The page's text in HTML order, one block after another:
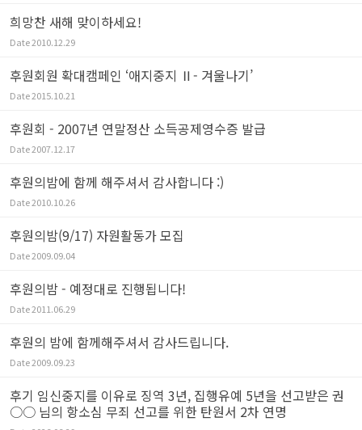
희망찬 새해 맞이하세요!
Date2010.12.29
후원회원 확대캠페인 ‘애지중지 Ⅱ- 겨울나기’
Date2015.10.21
후원회 - 2007년 연말정산 소득공제영수증 발급
Date2007.12.17
후원의밤에 함께 해주셔서 감사합니다 :)
Date2010.10.26
후원의밤(9/17) 자원활동가 모집
Date2009.09.04
후원의밤 - 예정대로 진행됩니다!
Date2011.06.29
후원의 밤에 함께해주셔서 감사드립니다.
Date2009.09.23
후기 임신중지를 이유로 징역 3년, 집행유예 5년을 선고받은 권
○○ 님의 항소심 무죄 선고를 위한 탄원서 2차 연명